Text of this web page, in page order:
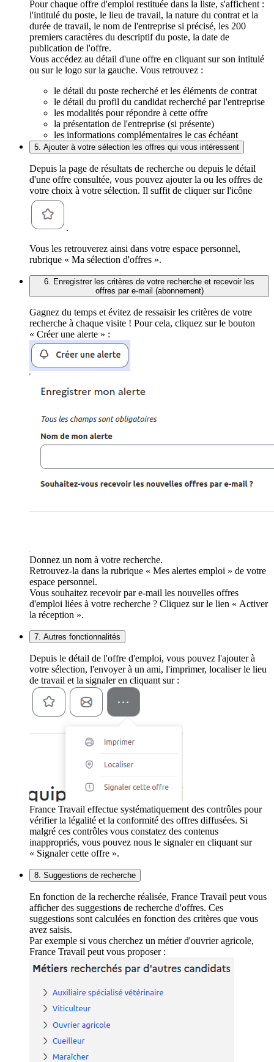
Pour chaque offre d'emploi restituée dans la liste, s'affichent :
l'intitulé du poste, le lieu de travail, la nature du contrat et la
durée de travail, le nom de l'entreprise si précisé, les 200
premiers caractères du descriptif du poste, la date de
publication de l'offre.
Vous accédez au détail d'une offre en cliquant sur son intitulé
ou sur le logo sur la gauche. Vous retrouvez :
le détail du poste recherché et les éléments de contrat
le détail du profil du candidat recherché par l'entreprise
les modalités pour répondre à cette offre
la présentation de l'entreprise (si présente)
les informations complémentaires le cas échéant
5. Ajouter à votre sélection les offres qui vous intéressent
Depuis la page de résultats de recherche ou depuis le détail
d'une offre consultée, vous pouvez ajouter la ou les offres de
votre choix à votre sélection. Il suffit de cliquer sur l'icône
.
Vous les retrouverez ainsi dans votre espace personnel,
rubrique « Ma sélection d'offres ».
6. Enregistrer les critères de votre recherche et recevoir les
offres par e-mail (abonnement)
Gagnez du temps et évitez de ressaisir les critères de votre
recherche à chaque visite ! Pour cela, cliquez sur le bouton
« Créer une alerte » :
Donnez un nom à votre recherche.
Retrouvez-la dans la rubrique « Mes alertes emploi » de votre
espace personnel.
Vous souhaitez recevoir par e-mail les nouvelles offres
d'emploi liées à votre recherche ? Cliquez sur le lien « Activer
la réception ».
7. Autres fonctionnalités
Depuis le détail de l'offre d'emploi, vous pouvez l'ajouter à
votre sélection, l'envoyer à un ami, l'imprimer, localiser le lieu
de travail et la signaler en cliquant sur :
France Travail effectue systématiquement des contrôles pour
vérifier la légalité et la conformité des offres diffusées. Si
malgré ces contrôles vous constatez des contenus
inappropriés, vous pouvez nous le signaler en cliquant sur
« Signaler cette offre ».
8. Suggestions de recherche
En fonction de la recherche réalisée, France Travail peut vous
afficher des suggestions de recherche d'offres. Ces
suggestions sont calculées en fonction des critères que vous
avez saisis.
Par exemple si vous cherchez un métier d'ouvrier agricole,
France Travail peut vous proposer :